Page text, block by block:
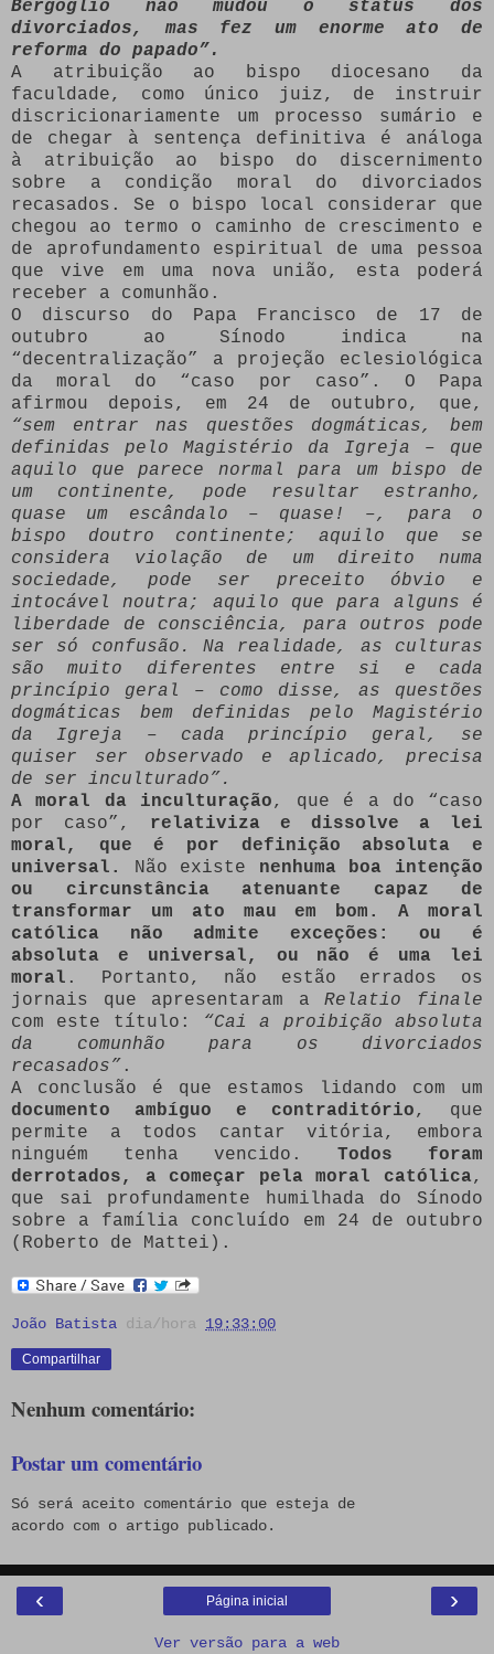
Bergoglio não mudou o status dos
divorciados, mas fez um enorme ato de
reforma do papado”.
A atribuição ao bispo diocesano da
faculdade, como único juiz, de instruir
discricionariamente um processo sumário e
de chegar à sentença definitiva é análoga
à atribuição ao bispo do discernimento
sobre a condição moral do divorciados
recasados. Se o bispo local considerar que
chegou ao termo o caminho de crescimento e
de aprofundamento espiritual de uma pessoa
que vive em uma nova união, esta poderá
receber a comunhão.
O discurso do Papa Francisco de 17 de
outubro ao Sínodo indica na
“decentralização” a projeção eclesiológica
da moral do “caso por caso”. O Papa
afirmou depois, em 24 de outubro, que,
“sem entrar nas questões dogmáticas, bem
definidas pelo Magistério da Igreja – que
aquilo que parece normal para um bispo de
um continente, pode resultar estranho,
quase um escândalo – quase! –, para o
bispo doutro continente; aquilo que se
considera violação de um direito numa
sociedade, pode ser preceito óbvio e
intocável noutra; aquilo que para alguns é
liberdade de consciência, para outros pode
ser só confusão. Na realidade, as culturas
são muito diferentes entre si e cada
princípio geral – como disse, as questões
dogmáticas bem definidas pelo Magistério
da Igreja – cada princípio geral, se
quiser ser observado e aplicado, precisa
de ser inculturado”.
A moral da inculturação, que é a do “caso
por caso”, relativiza e dissolve a lei
moral, que é por definição absoluta e
universal.
Não existe nenhuma boa intenção
ou circunstância atenuante capaz de
transformar um ato mau em bom. A moral
católica não admite exceções: ou é
absoluta e universal, ou não é uma lei
moral . Portanto, não estão errados os
jornais que apresentaram aRelatio finale
com este título:
“Cai a proibição absoluta
da comunhão para os divorciados
recasados” .
A conclusão é que estamos lidando com um
documento ambíguo e contraditório, que
permite a todos cantar vitória, embora
ninguém tenha vencido. Todos foram
derrotados, a começar pela moral católica,
que sai profundamente humilhada do Sínodo
sobre a família concluído em 24 de outubro
(Roberto de Mattei).
João Batista dia/hora 19:33:00
Compartilhar
Nenhum comentário:
Postar um comentário
Só será aceito comentário que esteja de
acordo com o artigo publicado.
‹ ›
Página inicial
Ver versão para a web